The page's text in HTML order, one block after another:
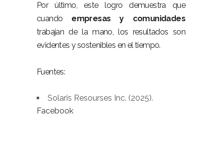
Por último, este logro demuestra que
cuando empresas y comunidades
trabajan de la mano, los resultados son
evidentes y sostenibles en el tiempo.
Fuentes:
Solaris Resourses Inc. (2025).
Facebook